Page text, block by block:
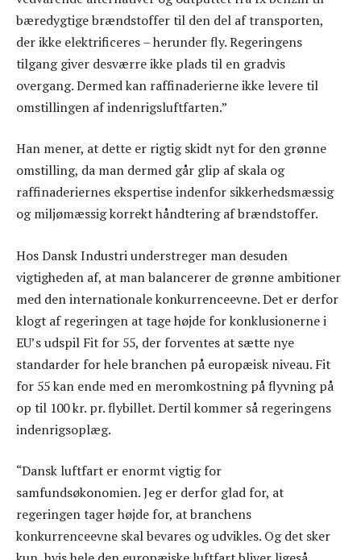
bæredygtige brændstoffer til den del af transporten,
der ikke elektrificeres – herunder fly. Regeringens
tilgang giver desværre ikke plads til en gradvis
overgang. Dermed kan raffinaderierne ikke levere til
omstillingen af indenrigsluftfarten.”
Han mener, at dette er rigtig skidt nyt for den grønne
omstilling, da man dermed går glip af skala og
raffinaderiernes ekspertise indenfor sikkerhedsmæssig
og miljømæssig korrekt håndtering af brændstoffer.
Hos Dansk Industri understreger man desuden
vigtigheden af, at man balancerer de grønne ambitioner
med den internationale konkurrenceevne. Det er derfor
klogt af regeringen at tage højde for konklusionerne i
EU’s udspil Fit for 55, der forventes at sætte nye
standarder for hele branchen på europæisk niveau. Fit
for 55 kan ende med en meromkostning på flyvning på
op til 100 kr. pr. flybillet. Dertil kommer så regeringens
indenrigsoplæg.
“Dansk luftfart er enormt vigtig for
samfundsøkonomien. Jeg er derfor glad for, at
regeringen tager højde for, at branchens
konkurrenceevne skal bevares og udvikles. Og det sker